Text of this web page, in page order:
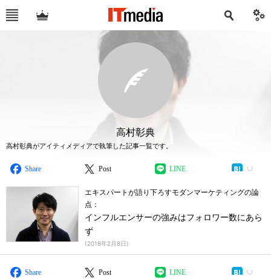
高村彰典
高村彰典がアイティメディアで執筆した記事一覧です。
Share Post LINE
エキスパートが語り下ろすモダンマーケティングの論
点：
インフルエンサーの強みはフォロワー数にあら
ず
(2018年2月8日)
Share Post LINE